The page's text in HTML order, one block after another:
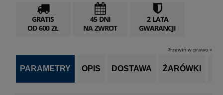
GRATIS
OD 600 ZŁ
45 DNI
NA ZWROT
2 LATA
GWARANCJI
Przewiń w prawo »
PARAMETRY OPIS DOSTAWA ŻARÓWKI